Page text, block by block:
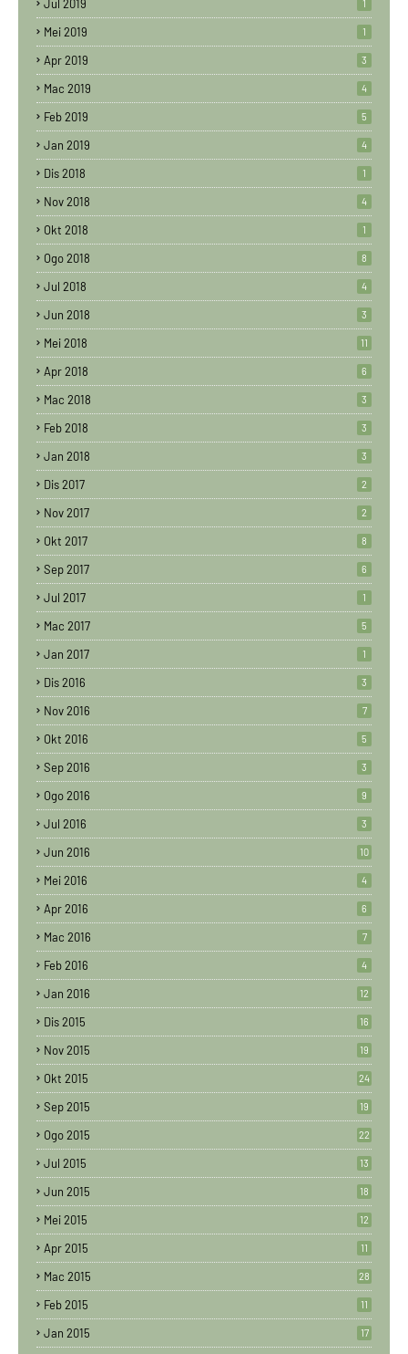
Jul 2019 1
Mei 2019 1
Apr 2019 3
Mac 2019 4
Feb 2019 5
Jan 2019 4
Dis 2018 1
Nov 2018 4
Okt 2018 1
Ogo 2018 8
Jul 2018 4
Jun 2018 3
Mei 2018 11
Apr 2018 6
Mac 2018 3
Feb 2018 3
Jan 2018 3
Dis 2017 2
Nov 2017 2
Okt 2017 8
Sep 2017 6
Jul 2017 1
Mac 2017 5
Jan 2017 1
Dis 2016 3
Nov 2016 7
Okt 2016 5
Sep 2016 3
Ogo 2016 9
Jul 2016 3
Jun 2016 10
Mei 2016 4
Apr 2016 6
Mac 2016 7
Feb 2016 4
Jan 2016 12
Dis 2015 16
Nov 2015 19
Okt 2015 24
Sep 2015 19
Ogo 2015 22
Jul 2015 13
Jun 2015 18
Mei 2015 12
Apr 2015 11
Mac 2015 28
Feb 2015 11
Jan 2015 17